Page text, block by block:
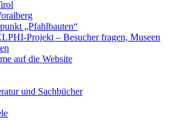
„Pfahlbauten“
Projekt – Besucher fragen, Museen
auf die Website
und Sachbücher